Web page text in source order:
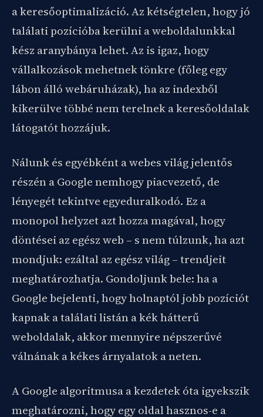
a keresőoptimalizáció. Az kétségtelen, hogy jó
találati pozícióba kerülni a weboldalunkkal
kész aranybánya lehet. Az is igaz, hogy
vállalkozások mehetnek tönkre (főleg egy
lábon álló webáruházak), ha az indexből
kikerülve többé nem terelnek a keresőoldalak
látogatót hozzájuk.
Nálunk és egyébként a webes világ jelentős
részén a Google nemhogy piacvezető, de
lényegét tekintve egyeduralkodó. Ez a
monopol helyzet azt hozza magával, hogy
döntései az egész web – s nem túlzunk, ha azt
mondjuk: ezáltal az egész világ – trendjeit
meghatározhatja. Gondoljunk bele: ha a
Google bejelenti, hogy holnaptól jobb pozíciót
kapnak a találati listán a kék hátterű
weboldalak, akkor mennyire népszerűvé
válnának a kékes árnyalatok a neten.
A Google algoritmusa a kezdetek óta igyekszik
meghatározni, hogy egy oldal hasznos-e a